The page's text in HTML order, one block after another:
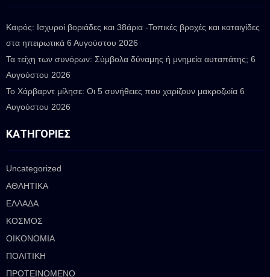
Καιρός: Ισχυροί βοριάδες και 38άρια -Τοπικές βροχές και καταιγίδες
στα ηπειρωτικά 6 Αυγούστου 2026
Τα τείχη των συνόρων: Σύμβολα δύναμης ή μνημεία αυταπάτης; 6
Αυγούστου 2026
Το Χάρβαρντ μίλησε: Οι 5 συνήθειες που χαρίζουν μακροζωία 6
Αυγούστου 2026
ΚΑΤΗΓΟΡΊΕΣ
Uncategorized
ΑΘΛΗΤΙΚΑ
ΕΛΛΑΔΑ
ΚΟΣΜΟΣ
ΟΙΚΟΝΟΜΙΑ
ΠΟΛΙΤΙΚΗ
ΠΡΟΤΕΙΝΟΜΕΝΟ